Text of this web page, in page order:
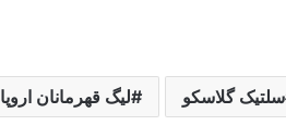
سلتیک گلاسکو ليگ قهرمانان اروپا